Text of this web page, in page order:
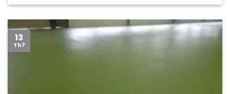
13
Th7